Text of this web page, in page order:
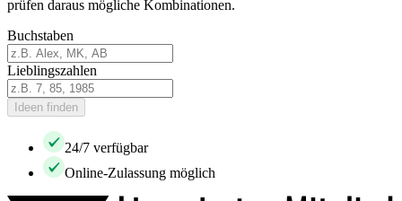
prüfen daraus mögliche Kombinationen.
Buchstaben
Lieblingszahlen
Ideen finden
24/7 verfügbar
Online-Zulassung möglich